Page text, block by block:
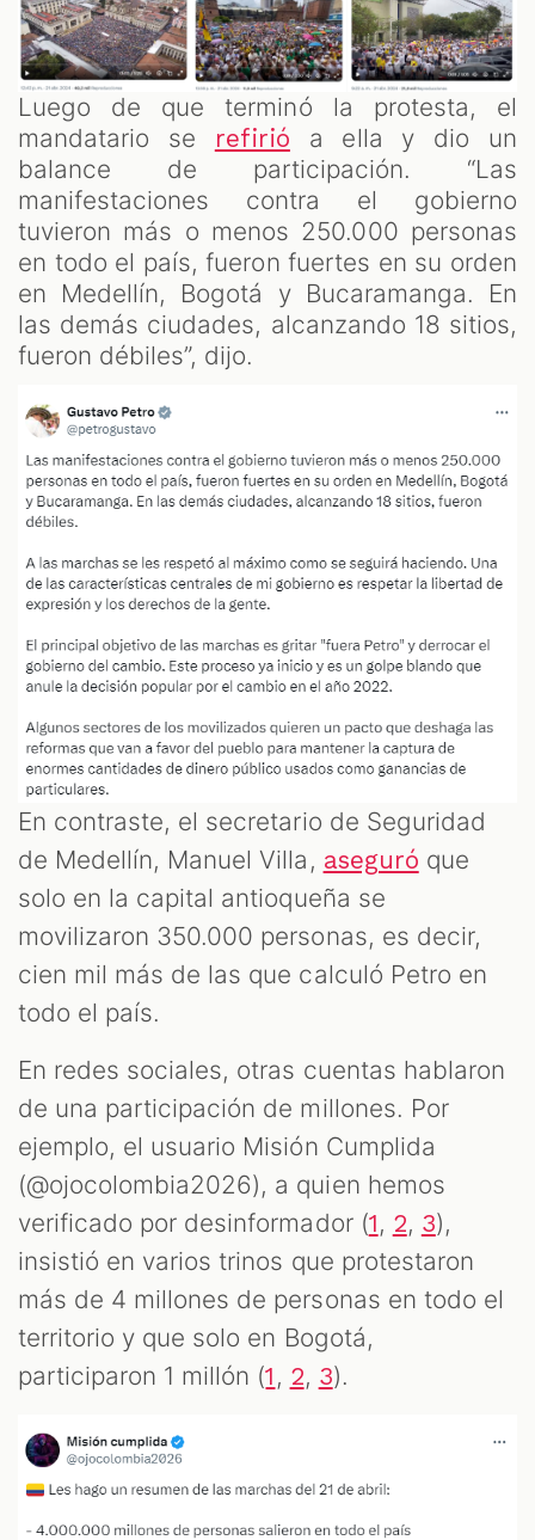
Luego de que terminó la protesta, el
mandatario se
refirió a ella y dio un
balance de participación. “Las
manifestaciones contra el gobierno
tuvieron más o menos 250.000 personas
en todo el país, fueron fuertes en su orden
en Medellín, Bogotá y Bucaramanga. En
las demás ciudades, alcanzando 18 sitios,
fueron débiles”, dijo.
En contraste, el secretario de Seguridad
de Medellín, Manuel Villa, aseguró que
solo en la capital antioqueña se
movilizaron 350.000 personas, es decir,
cien mil más de las que calculó Petro en
todo el país.
En redes sociales, otras cuentas hablaron
de una participación de millones. Por
ejemplo, el usuario Misión Cumplida
(@ojocolombia2026), a quien hemos
verificado por desinformador (1, 2, 3),
insistió en varios trinos que protestaron
más de 4 millones de personas en todo el
territorio y que solo en Bogotá,
participaron 1 millón (1 , 2, 3).